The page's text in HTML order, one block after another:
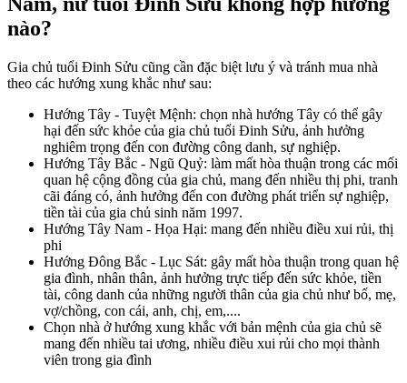
nào?
Gia chủ tuổi Đinh Sửu cũng cần đặc biệt lưu ý và tránh mua nhà
theo các hướng xung khắc như sau:
Hướng Tây - Tuyệt Mệnh: chọn nhà hướng Tây có thể gây
hại đến sức khỏe của gia chủ tuổi Đinh Sửu, ảnh hưởng
nghiêm trọng đến con đường công danh, sự nghiệp.
Hướng Tây Bắc - Ngũ Quỷ: làm mất hòa thuận trong các mối
quan hệ cộng đồng của gia chủ, mang đến nhiều thị phi, tranh
cãi đáng có, ảnh hưởng đến con đường phát triển sự nghiệp,
tiền tài của gia chủ sinh năm 1997.
Hướng Tây Nam - Họa Hại: mang đến nhiều điều xui rủi, thị
phi
Hướng Đông Bắc - Lục Sát: gây mất hòa thuận trong quan hệ
gia đình, nhân thân, ảnh hưởng trực tiếp đến sức khỏe, tiền
tài, công danh của những người thân của gia chủ như bố, mẹ,
vợ/chồng, con cái, anh, chị, em,....
Chọn nhà ở hướng xung khắc với bản mệnh của gia chủ sẽ
mang đến nhiều tai ương, nhiều điều xui rủi cho mọi thành
viên trong gia đình